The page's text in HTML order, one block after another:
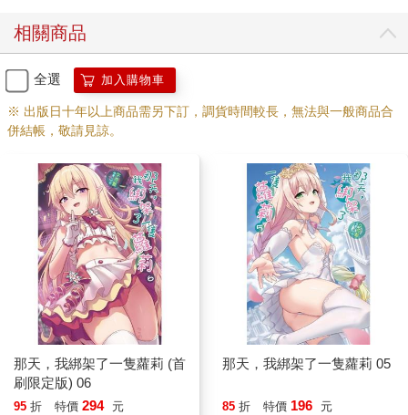
相關商品
全選 加入購物車
※ 出版日十年以上商品需另下訂，調貨時間較長，無法與一般商品合
併結帳，敬請見諒。
那天，我綁架了一隻蘿莉 (首
刷限定版) 06
95 折 特價 294 元
那天，我綁架了一隻蘿莉 05
85 折 特價 196 元